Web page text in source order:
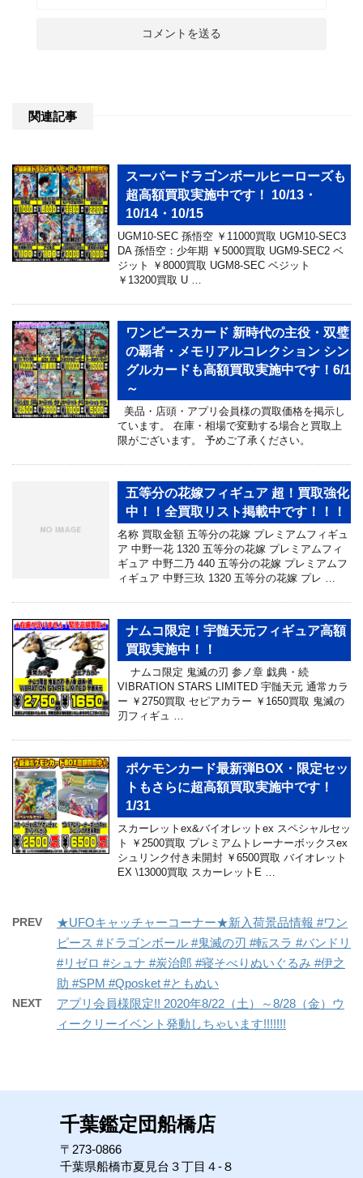
関連記事
スーパードラゴンボールヒーローズも
超高額買取実施中です！ 10/13・
10/14・10/15
UGM10-SEC 孫悟空 ￥11000買取 UGM10-SEC3
DA 孫悟空：少年期 ￥5000買取 UGM9-SEC2 ベ
ジット ￥8000買取 UGM8-SEC ベジット
￥13200買取 U …
ワンピースカード 新時代の主役・双璧
の覇者・メモリアルコレクション シン
グルカードも高額買取実施中です！6/1
～
美品・店頭・アプリ会員様の買取価格を掲示し
ています。 在庫・相場で変動する場合と買取上
限がございます。 予めご了承ください。
五等分の花嫁フィギュア 超！買取強化
中！！全買取リスト掲載中です！！！
名称 買取金額 五等分の花嫁 プレミアムフィギュ
ア 中野一花 1320 五等分の花嫁 プレミアムフィ
ギュア 中野二乃 440 五等分の花嫁 プレミアムフ
ィギュア 中野三玖 1320 五等分の花嫁 プレ …
ナムコ限定！宇髄天元フィギュア高額
買取実施中！！
ナムコ限定 鬼滅の刃 参ノ章 戯典・続
VIBRATION STARS LIMITED 宇髄天元 通常カラ
ー ￥2750買取 セピアカラー ￥1650買取 鬼滅の
刃フィギュ …
ポケモンカード最新弾BOX・限定セッ
トもさらに超高額買取実施中です！
1/31
スカーレットex&バイオレットex スペシャルセッ
ト ￥2500買取 プレミアムトレーナーボックスex
シュリンク付き未開封 ￥6500買取 バイオレット
EX \13000買取 スカーレットE …
PREV
★UFOキャッチャーコーナー★新入荷景品情報 #ワン
ピース #ドラゴンボール #鬼滅の刃 #転スラ #バンドリ
#リゼロ #シュナ #炭治郎 #寝そべりぬいぐるみ #伊之
助 #SPM #Qposket #ともぬい
NEXT
アプリ会員様限定!! 2020年8/22（土）～8/28（金）ウ
ィークリーイベント発動しちゃいます!!!!!!!
千葉鑑定団船橋店
〒273-0866
千葉県船橋市夏見台３丁目４-８